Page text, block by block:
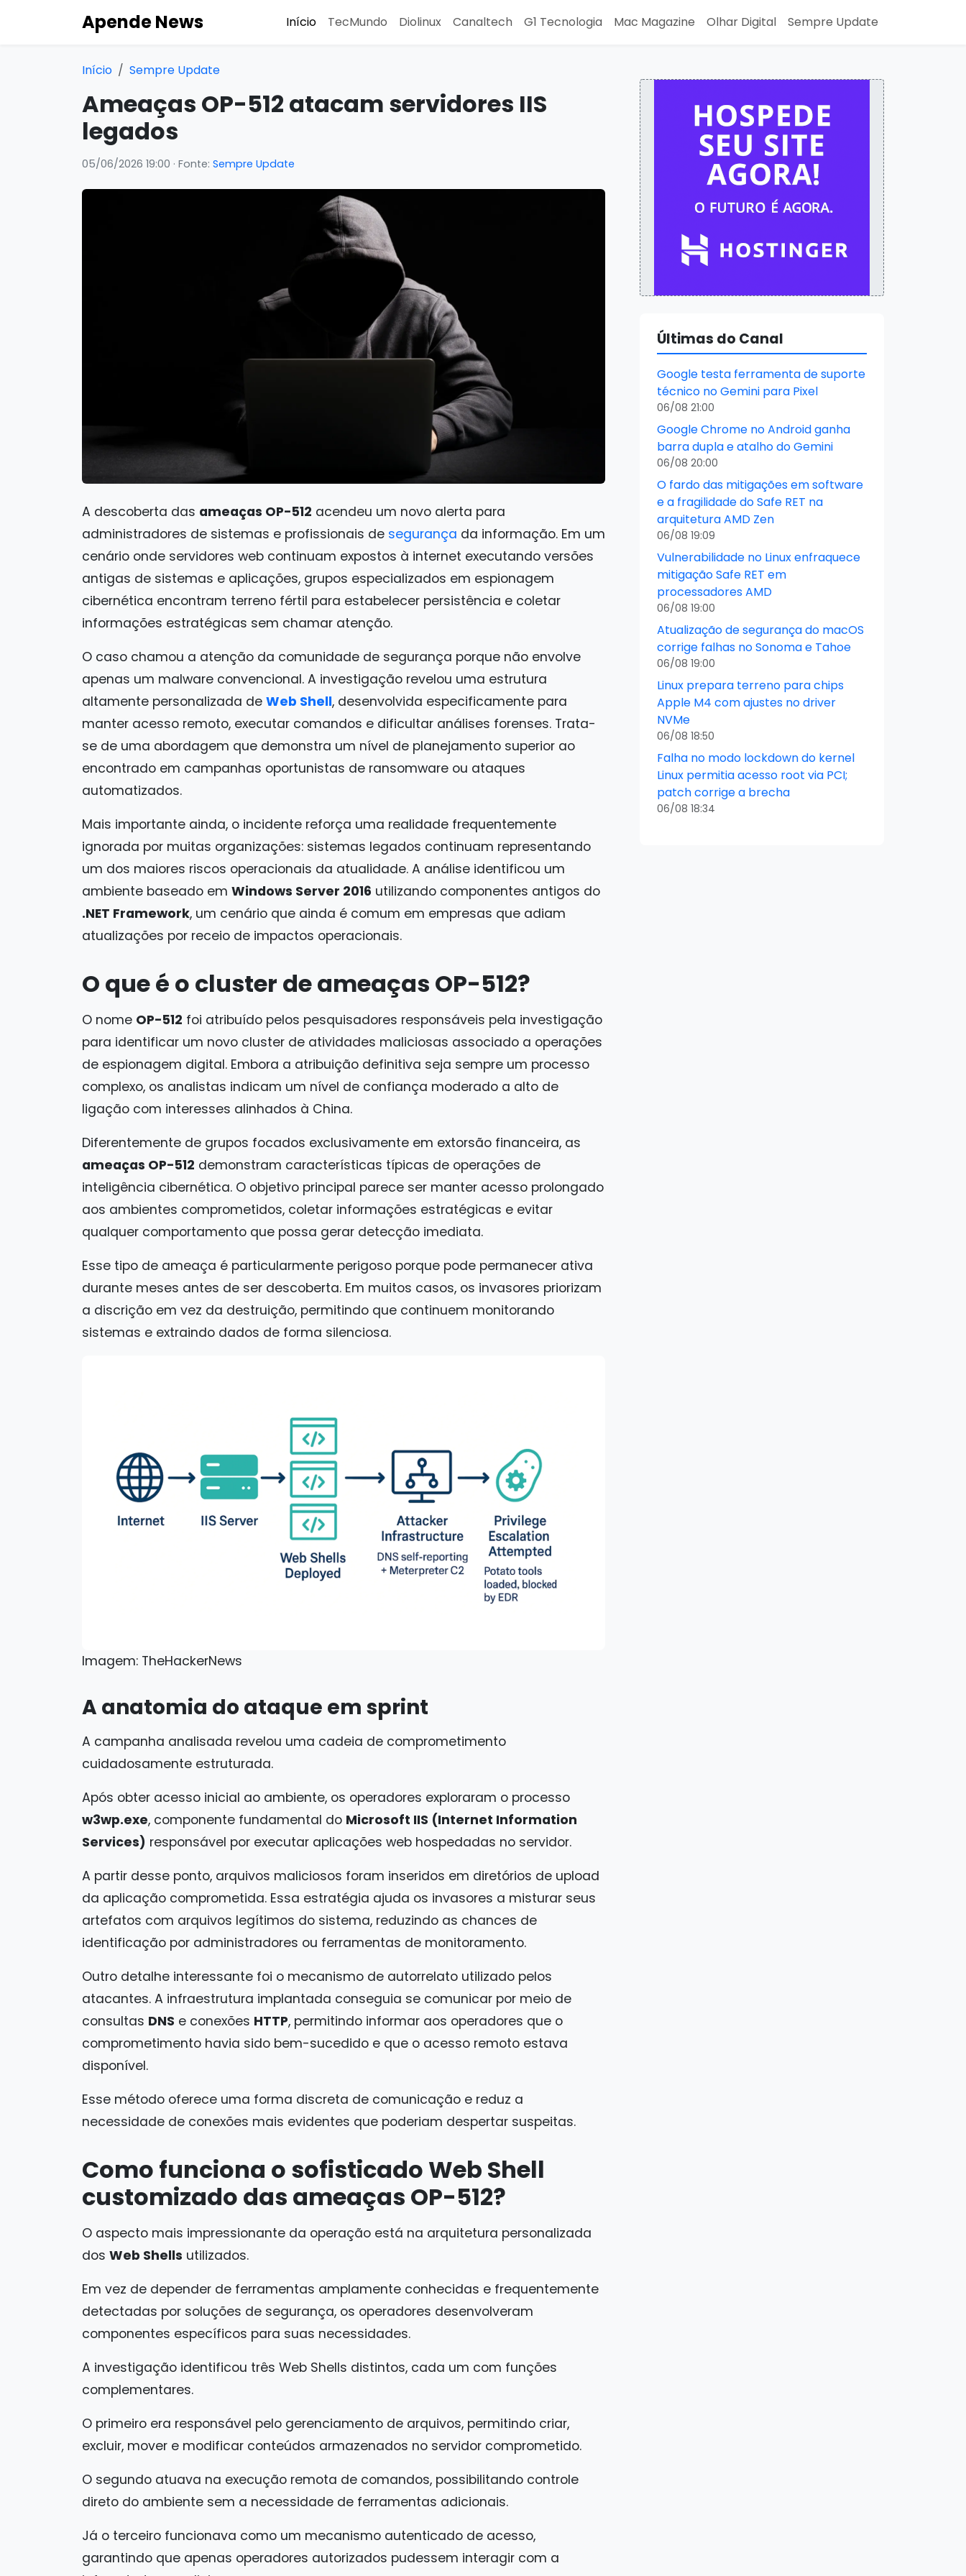
Apende News Início TecMundo Diolinux Canaltech G1 Tecnologia Mac Magazine Olhar Digital Sempre Update
Início Sempre Update
Ameaças OP-512 atacam servidores IIS
legados
05/06/2026 19:00 · Fonte: Sempre Update
A descoberta das ameaças OP-512 acendeu um novo alerta para
administradores de sistemas e profissionais de segurança da informação. Em um
cenário onde servidores web continuam expostos à internet executando versões
antigas de sistemas e aplicações, grupos especializados em espionagem
cibernética encontram terreno fértil para estabelecer persistência e coletar
informações estratégicas sem chamar atenção.
O caso chamou a atenção da comunidade de segurança porque não envolve
apenas um malware convencional. A investigação revelou uma estrutura
altamente personalizada de Web Shell, desenvolvida especificamente para
manter acesso remoto, executar comandos e dificultar análises forenses. Trata-
se de uma abordagem que demonstra um nível de planejamento superior ao
encontrado em campanhas oportunistas de ransomware ou ataques
automatizados.
Mais importante ainda, o incidente reforça uma realidade frequentemente
ignorada por muitas organizações: sistemas legados continuam representando
um dos maiores riscos operacionais da atualidade. A análise identificou um
ambiente baseado em Windows Server 2016 utilizando componentes antigos do
.NET Framework, um cenário que ainda é comum em empresas que adiam
atualizações por receio de impactos operacionais.
O que é o cluster de ameaças OP-512?
O nome OP-512 foi atribuído pelos pesquisadores responsáveis pela investigação
para identificar um novo cluster de atividades maliciosas associado a operações
de espionagem digital. Embora a atribuição definitiva seja sempre um processo
complexo, os analistas indicam um nível de confiança moderado a alto de
ligação com interesses alinhados à China.
Diferentemente de grupos focados exclusivamente em extorsão financeira, as
ameaças OP-512 demonstram características típicas de operações de
inteligência cibernética. O objetivo principal parece ser manter acesso prolongado
aos ambientes comprometidos, coletar informações estratégicas e evitar
qualquer comportamento que possa gerar detecção imediata.
Esse tipo de ameaça é particularmente perigoso porque pode permanecer ativa
durante meses antes de ser descoberta. Em muitos casos, os invasores priorizam
a discrição em vez da destruição, permitindo que continuem monitorando
sistemas e extraindo dados de forma silenciosa.
Imagem: TheHackerNews
A anatomia do ataque em sprint
A campanha analisada revelou uma cadeia de comprometimento
cuidadosamente estruturada.
Após obter acesso inicial ao ambiente, os operadores exploraram o processo
w3wp.exe, componente fundamental do Microsoft IIS (Internet Information
Services) responsável por executar aplicações web hospedadas no servidor.
A partir desse ponto, arquivos maliciosos foram inseridos em diretórios de upload
da aplicação comprometida. Essa estratégia ajuda os invasores a misturar seus
artefatos com arquivos legítimos do sistema, reduzindo as chances de
identificação por administradores ou ferramentas de monitoramento.
Outro detalhe interessante foi o mecanismo de autorrelato utilizado pelos
atacantes. A infraestrutura implantada conseguia se comunicar por meio de
consultas DNS e conexões HTTP, permitindo informar aos operadores que o
comprometimento havia sido bem-sucedido e que o acesso remoto estava
disponível.
Esse método oferece uma forma discreta de comunicação e reduz a
necessidade de conexões mais evidentes que poderiam despertar suspeitas.
Como funciona o sofisticado Web Shell
customizado das ameaças OP-512?
O aspecto mais impressionante da operação está na arquitetura personalizada
dos Web Shells utilizados.
Em vez de depender de ferramentas amplamente conhecidas e frequentemente
detectadas por soluções de segurança, os operadores desenvolveram
componentes específicos para suas necessidades.
A investigação identificou três Web Shells distintos, cada um com funções
complementares.
O primeiro era responsável pelo gerenciamento de arquivos, permitindo criar,
excluir, mover e modificar conteúdos armazenados no servidor comprometido.
O segundo atuava na execução remota de comandos, possibilitando controle
direto do ambiente sem a necessidade de ferramentas adicionais.
Já o terceiro funcionava como um mecanismo autenticado de acesso,
garantindo que apenas operadores autorizados pudessem interagir com a
Últimas do Canal
Google testa ferramenta de suporte
técnico no Gemini para Pixel
06/08 21:00
Google Chrome no Android ganha
barra dupla e atalho do Gemini
06/08 20:00
O fardo das mitigações em software
e a fragilidade do Safe RET na
arquitetura AMD Zen
06/08 19:09
Vulnerabilidade no Linux enfraquece
mitigação Safe RET em
processadores AMD
06/08 19:00
Atualização de segurança do macOS
corrige falhas no Sonoma e Tahoe
06/08 19:00
Linux prepara terreno para chips
Apple M4 com ajustes no driver
NVMe
06/08 18:50
Falha no modo lockdown do kernel
Linux permitia acesso root via PCI;
patch corrige a brecha
06/08 18:34